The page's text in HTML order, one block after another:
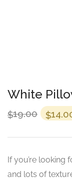
White
$19.00 El
era:
$
If you’re looking
and lots of